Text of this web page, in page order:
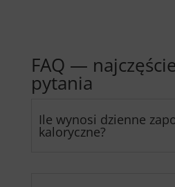
FAQ —
pytania
Ile wynosi dzienne
kaloryczne?